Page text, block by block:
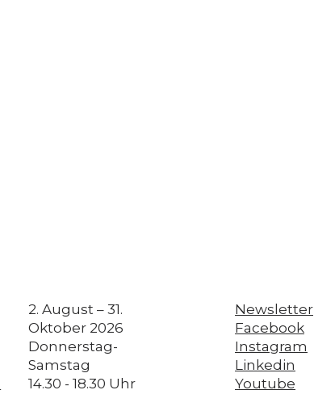
2. August – 31.
Oktober 2026
Donnerstag-
Samstag
14.30 - 18.30 Uhr
Newsletter
Facebook
Instagram
Linkedin
Youtube